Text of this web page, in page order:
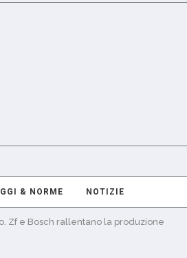
& NORME NOTIZIE
Zf e Bosch rallentano la produzione